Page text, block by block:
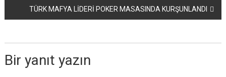
TÜRK MAFYA LİDERİ POKER MASASINDA KURŞUNLANDI
Bir yanıt yazın